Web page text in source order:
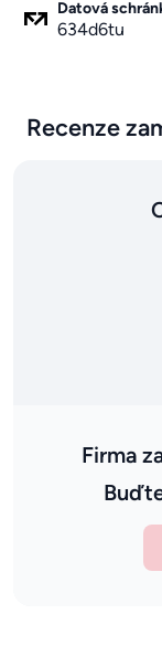
Datová
634d6tu
Recenze
Firma